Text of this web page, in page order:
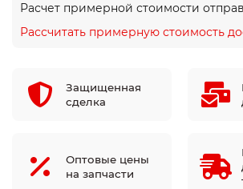
Расчет примерной стоимости
Рассчитать примерную стоимость
Защищенная
сделка
Оптовые цены
на запчасти